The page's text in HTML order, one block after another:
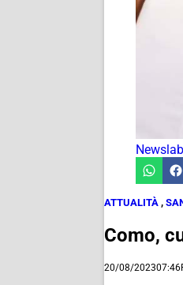
Newslab
ATTUALITÀ ,
Como,
20/08/202307:46